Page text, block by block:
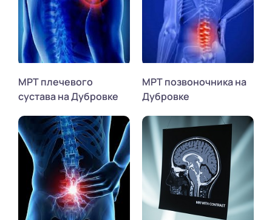
МРТ плечевого
сустава на Дубровке
МРТ позвоночника на
Дубровке